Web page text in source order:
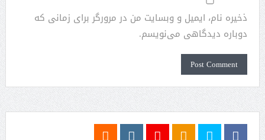
ذخیره نام، ایمیل و وبسایت من در مرورگر برای زمانی که
دوباره دیدگاهی می‌نویسم.